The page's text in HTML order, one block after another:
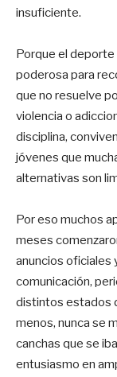
insuficiente.
Porque el
poderosa para
que no resuelve
violencia o
disciplina,
jóvenes que
alternativas son
Por eso muchos
meses
anuncios oficiales
comunicación,
distintos estados
menos, nunca se
canchas que se
entusiasmo en